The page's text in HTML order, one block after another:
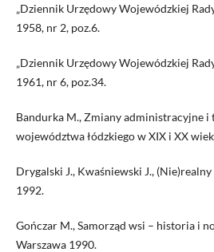
„Dziennik Urzędowy Wojewódzkiej
1958, nr 2, poz.6.
„Dziennik Urzędowy Wojewódzkiej
1961, nr 6, poz.34.
Bandurka M., Zmiany administracyjne
województwa łódzkiego w XIX i XX
Drygalski J., Kwaśniewski J.,
1992.
Gończar M., Samorząd wsi – historia i
Warszawa 1990.